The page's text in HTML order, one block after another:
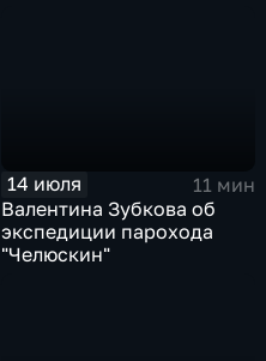
14 июля
11 мин
Валентина Зубкова об
экспедиции парохода
"Челюскин"